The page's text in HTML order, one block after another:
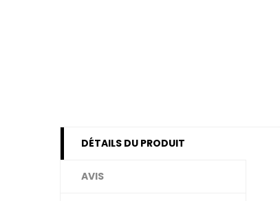
DÉTAILS DU PRODUIT
AVIS